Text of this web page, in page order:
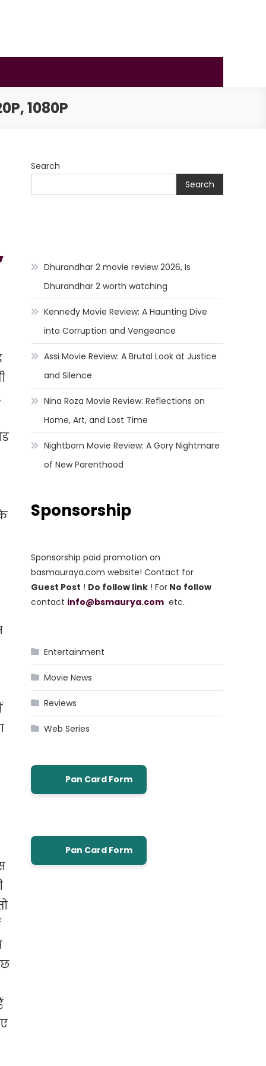
1080P
Search
Search
Dhurandhar 2 movie review 2026, Is
Dhurandhar 2 worth watching
Kennedy Movie Review: A Haunting Dive
into Corruption and Vengeance
Assi Movie Review: A Brutal Look at Justice
and Silence
Nina Roza Movie Review: Reflections on
Home, Art, and Lost Time
Nightborn Movie Review: A Gory Nightmare
of New Parenthood
Sponsorship
Sponsorship paid promotion on
basmauraya.com website! Contact for
Guest Post ! Do follow link ! For No follow
contact info@bsmaurya.com etc.
Entertainment
Movie News
Reviews
Web Series
Pan Card Form
Pan Card Form